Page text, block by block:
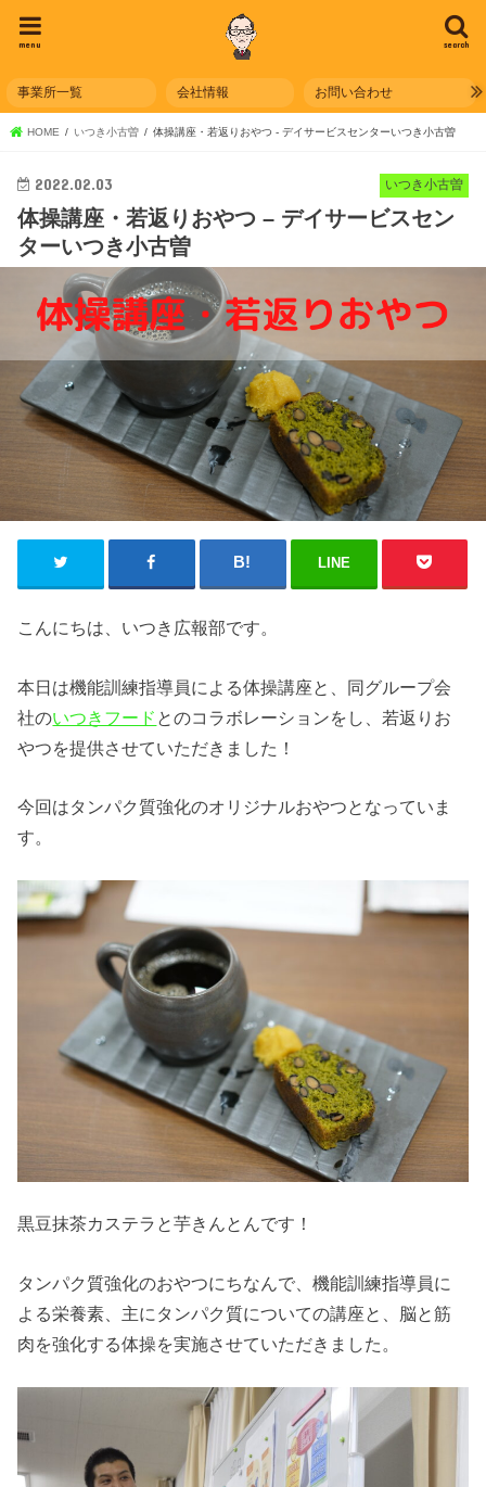
search
menu
事業所一覧 会社情報 お問い合わせ
HOME いつき小古曽 体操講座・若返りおやつ - デイサービスセンターいつき小古曽
いつき小古曽
2022.02.03
体操講座・若返りおやつ – デイサービスセン
ターいつき小古曽
LINE
こんにちは、いつき広報部です。
本日は機能訓練指導員による体操講座と、同グループ会
社のいつきフード とのコラボレーションをし、若返りお
やつを提供させていただきました！
今回はタンパク質強化のオリジナルおやつとなっていま
す。
黒豆抹茶カステラと芋きんとんです！
タンパク質強化のおやつにちなんで、機能訓練指導員に
よる栄養素、主にタンパク質についての講座と、脳と筋
肉を強化する体操を実施させていただきました。